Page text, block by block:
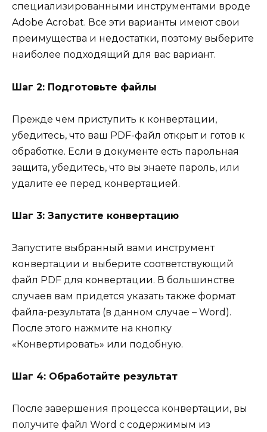
специализированными инструментами вроде
Adobe Acrobat. Все эти варианты имеют свои
преимущества и недостатки, поэтому выберите
наиболее подходящий для вас вариант.
Шаг 2: Подготовьте файлы
Прежде чем приступить к конвертации,
убедитесь, что ваш PDF-файл открыт и готов к
обработке. Если в документе есть парольная
защита, убедитесь, что вы знаете пароль, или
удалите ее перед конвертацией.
Шаг 3: Запустите конвертацию
Запустите выбранный вами инструмент
конвертации и выберите соответствующий
файл PDF для конвертации. В большинстве
случаев вам придется указать также формат
файла-результата (в данном случае – Word).
После этого нажмите на кнопку
«Конвертировать» или подобную.
Шаг 4: Обработайте результат
После завершения процесса конвертации, вы
получите файл Word с содержимым из